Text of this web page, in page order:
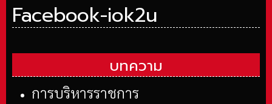
Facebook-iok2u
บทความ
การบริหารราชการ